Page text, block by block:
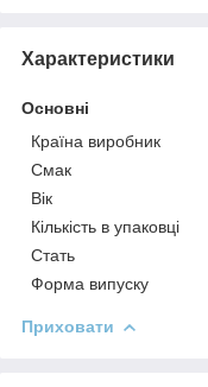
Характеристики
Основні
Країна виробник
Смак
Вік
Кількість в упаковці
Стать
Форма випуску
Приховати